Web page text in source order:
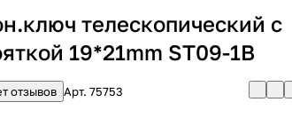
телескопический с
19*21mm ST09-1В
отзывов Арт.75753